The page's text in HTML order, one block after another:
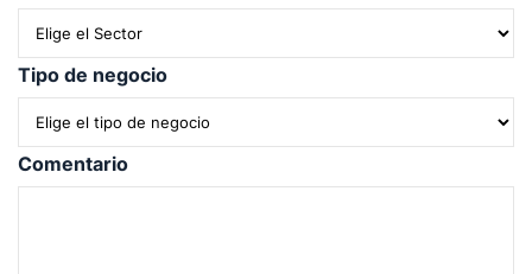
Tipo de negocio
Comentario